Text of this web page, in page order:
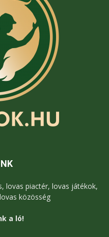
lovas piactér, lovas játékok,
közösség
a ló!